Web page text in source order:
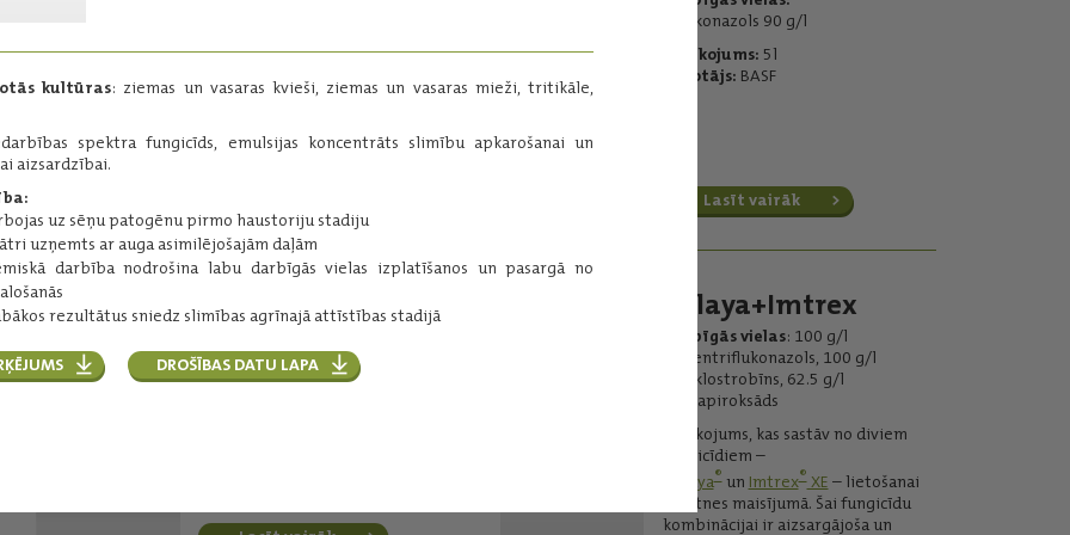
kultūras: ziemas un vasaras kvieši, ziemas un vasaras mieži, tritikāle,
spektra fungicīds, emulsijas koncentrāts slimību apkarošanai un
aizsardzībai.
uz sēņu patogēnu pirmo haustoriju stadiju
uzņemts ar auga asimilējošajām daļām
darbība nodrošina labu darbīgās vielas izplatīšanos un pasargā no
rezultātus sniedz slimības agrīnajā attīstības stadijā
DROŠĪBAS DATU LAPA
Darbīgās vielas:
metkonazols 90 g/l
Iepakojums: 5l
Ražotājs: BASF
Lasīt vairāk
Balaya®
ierobežošanai sējumos.
Balaya+Imtrex
Darbīgās vielas: 100 g/l
mefentriflukonazols, 100 g/l
piraklostrobīns, 62.5 g/l
fluksapiroksāds
Iepakojums, kas sastāv no diviem
fungicīdiem –
Balaya®un Imtrex®XE – lietošanai
tvertnes maisījumā. Šai fungicīdu
kombinācijai ir aizsargājoša un